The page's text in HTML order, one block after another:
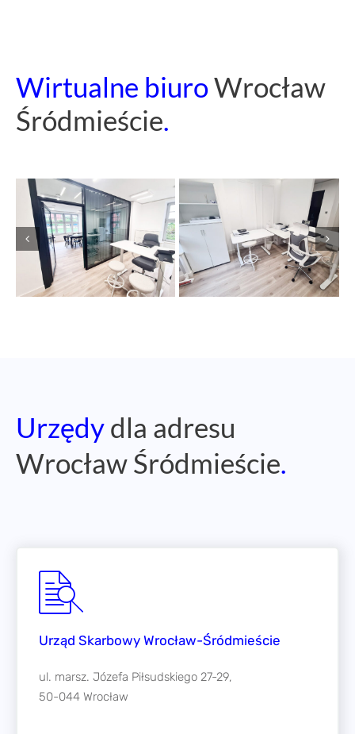
Wirtualne biuroWrocław
Śródmieście.
Urzędydla adresu
Wrocław Śródmieście.
Urząd Skarbowy Wrocław-Śródmieście
ul. marsz. Józefa Piłsudskiego 27-29,
50-044 Wrocław